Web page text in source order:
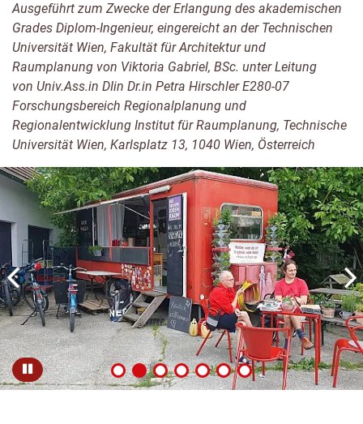
Ausgeführt zum Zwecke der Erlangung des akademischen
Grades Diplom-Ingenieur, eingereicht an der Technischen
Universität Wien, Fakultät für Architektur und
Raumplanung von Viktoria Gabriel, BSc. unter Leitung
von Univ.Ass.in DIin Dr.in Petra Hirschler E280-07
Forschungsbereich Regionalplanung und
Regionalentwicklung Institut für Raumplanung, Technische
Universität Wien, Karlsplatz 13, 1040 Wien, Österreich
Pause
Zum
Element
Zum
Element
Zum
Element
Zum
Element
Zum
Element
Zum
Element
Zum
Element